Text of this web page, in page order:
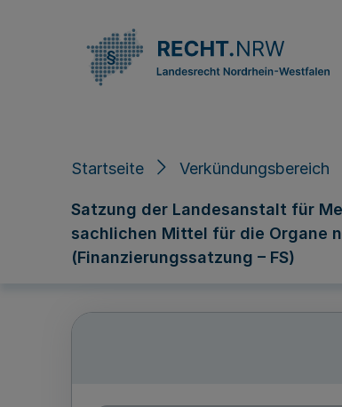
Startseite Verkündungsbereich
Satzung der Landesanstalt für
sachlichen Mittel für die Organe
(Finanzierungssatzung – FS)